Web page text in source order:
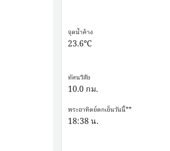
จุดน้ำค้าง
23.6°C
ทัศนวิสัย
10.0กม.
พระอาทิตย์ตกเย็นวันนี้**
18:38น.